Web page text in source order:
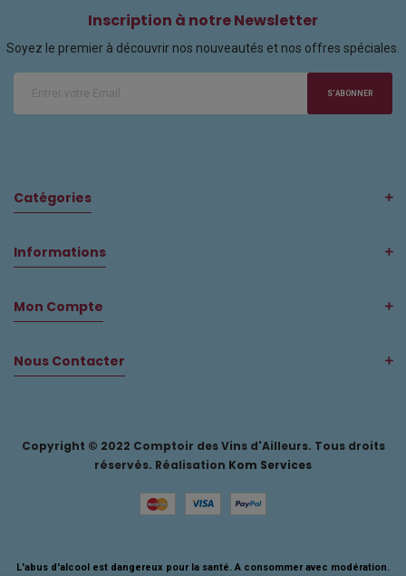
Inscription à notre Newsletter
Soyez le premier à découvrir nos nouveautés et nos offres spéciales.
S'ABONNER
Catégories
Informations
Mon Compte
Nous Contacter
Copyright © 2022 Comptoir des Vins d'Ailleurs. Tous droits
réservés. Réalisation Kom Services
L'abus d'alcool est dangereux pour la santé. A consommer avec modération.